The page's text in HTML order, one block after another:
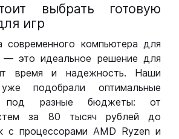
выбрать готовую
игр
современного компьютера для
— это идеальное решение для
время и надежность. Наши
подобрали оптимальные
под разные бюджеты: от
за 80 тысяч рублей до
с процессорами AMD Ryzen и